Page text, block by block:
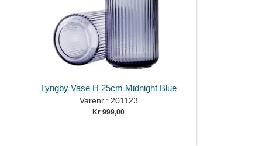
Lyngby Vase H 25cm Midnight Blue
Varenr.: 201123
Kr 999,00